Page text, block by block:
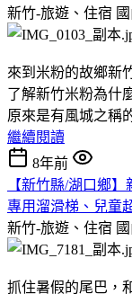
新竹-旅遊、住宿
來到米粉的故鄉新
了解新竹米粉為什
原來是有風城之稱
繼續閱讀
8年前
【新竹縣/湖口鄉
專用溜滑梯、兒童
新竹-旅遊、住宿
抓住暑假的尾巴，